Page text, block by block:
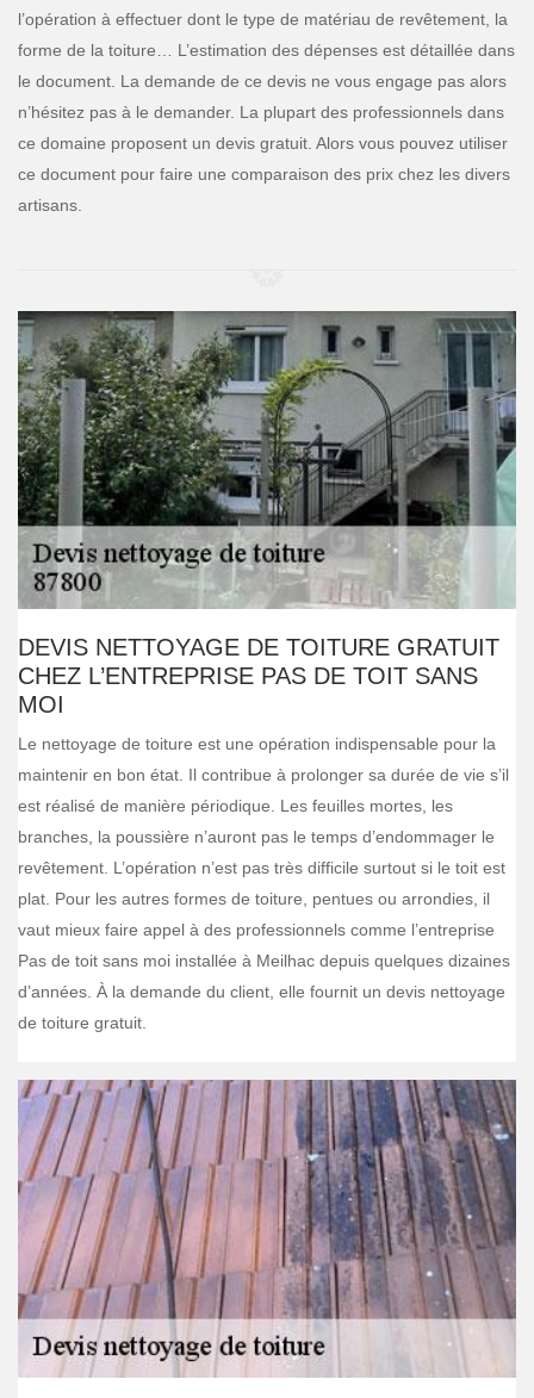
l’opération à effectuer dont le type de matériau de revêtement, la
forme de la toiture… L’estimation des dépenses est détaillée dans
le document. La demande de ce devis ne vous engage pas alors
n’hésitez pas à le demander. La plupart des professionnels dans
ce domaine proposent un devis gratuit. Alors vous pouvez utiliser
ce document pour faire une comparaison des prix chez les divers
artisans.
DEVIS NETTOYAGE DE TOITURE GRATUIT
CHEZ L’ENTREPRISE PAS DE TOIT SANS
MOI
Le nettoyage de toiture est une opération indispensable pour la
maintenir en bon état. Il contribue à prolonger sa durée de vie s’il
est réalisé de manière périodique. Les feuilles mortes, les
branches, la poussière n’auront pas le temps d’endommager le
revêtement. L’opération n’est pas très difficile surtout si le toit est
plat. Pour les autres formes de toiture, pentues ou arrondies, il
vaut mieux faire appel à des professionnels comme l’entreprise
Pas de toit sans moi installée à Meilhac depuis quelques dizaines
d’années. À la demande du client, elle fournit un devis nettoyage
de toiture gratuit.